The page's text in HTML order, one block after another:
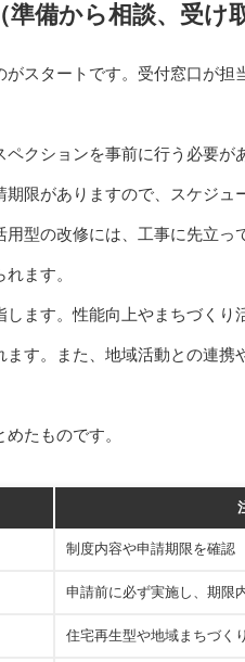
備から相談、受け
スタートです。受付窓口が担
クションを事前に行う必要が
限がありますので、スケジュ
型の改修には、工事に先立っ
ます。
ます。性能向上やまちづくり
す。また、地域活動との連携
たものです。
制度内容や申請期限を確認
申請前に必ず実施し、期限
住宅再生型や地域まちづく